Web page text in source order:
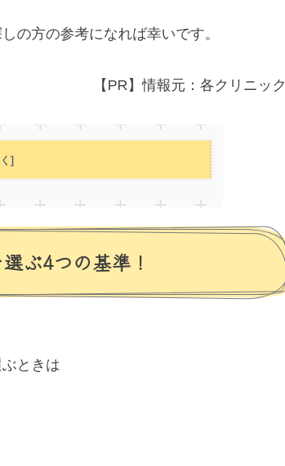
の方の参考になれば幸いです。
【PR】情報元：各クリニック
ぶ4つの基準！
ときは